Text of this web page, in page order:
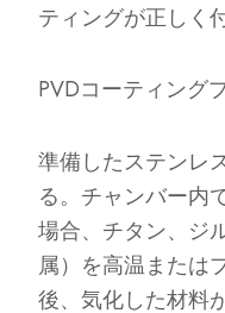
ティングが正しく
PVDコーティング
準備したステンレ
る。チャンバー内
場合、チタン、ジ
属）を高温または
後、気化した材料